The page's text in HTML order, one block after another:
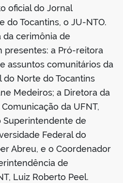
oficial do Jornal
do Tocantins, o JU-NTO.
da cerimônia de
presentes: a Pró-reitora
assuntos comunitários da
do Norte do Tocantins
Medeiros; a Diretora da
da UFNT,
Superintendente de
Federal do
Abreu, e o Coordenador
de
Luiz Roberto Peel.